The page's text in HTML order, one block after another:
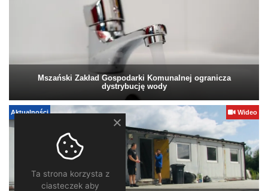
Mszański Zakład Gospodarki Komunalnej ogranicza
dystrybucję wody
Aktualności Wideo
Ta strona korzysta z
ciasteczek aby